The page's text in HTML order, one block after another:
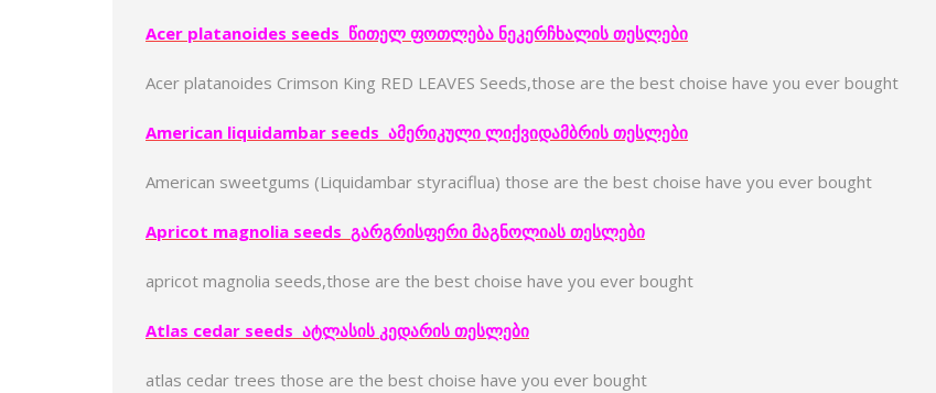
Acer platanoides seeds წითელ ფოთლება ნეკერჩხალის თესლები
Acer platanoides Crimson King RED LEAVES Seeds,those are the best choise have you ever bought
American liquidambar seeds ამერიკული ლიქვიდამბრის თესლები
American sweetgums (Liquidambar styraciflua) those are the best choise have you ever bought
Apricot magnolia seeds გარგრისფერი მაგნოლიას თესლები
apricot magnolia seeds,those are the best choise have you ever bought
Atlas cedar seeds ატლასის კედარის თესლები
atlas cedar trees those are the best choise have you ever bought